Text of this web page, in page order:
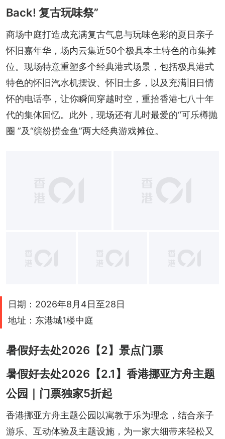
Back! 复古玩味祭”
商场中庭打造成充满复古气息与玩味色彩的夏日亲子
怀旧嘉年华，场内云集近50个极具本土特色的市集摊
位。现场特意重塑多个经典港式场景，包括极具港式
特色的怀旧汽水机摆设、怀旧士多，以及充满旧日情
怀的电话亭，让你瞬间穿越时空，重拾香港七八十年
代的集体回忆。此外，现场还有儿时最爱的“可乐樽抛
圈 ”及“缤纷捞金鱼”两大经典游戏摊位。
日期：2026年8月4日至28日
地址：东港城1楼中庭
暑假好去处2026【2】景点门票
暑假好去处2026【2.1】香港挪亚方舟主题
公园｜门票独家5折起
香港挪亚方舟主题公园以寓教于乐为理念，结合亲子
游乐、互动体验及主题设施，为一家大细带来轻松又